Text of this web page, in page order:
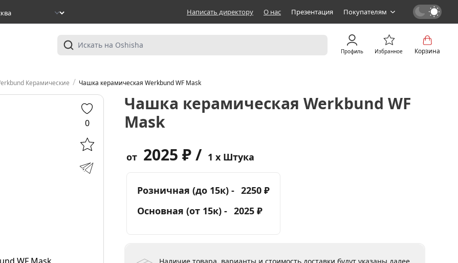
Написать директору О нас Презентация Покупателям
Профиль Избранное Корзина
Керамические / Чашка керамическая Werkbund WF Mask
0
Чашка керамическая Werkbund WF
Mask
от 2025 ₽ / 1 x Штука
Розничная (до 15к) - 2250 ₽
Основная (от 15к) - 2025 ₽